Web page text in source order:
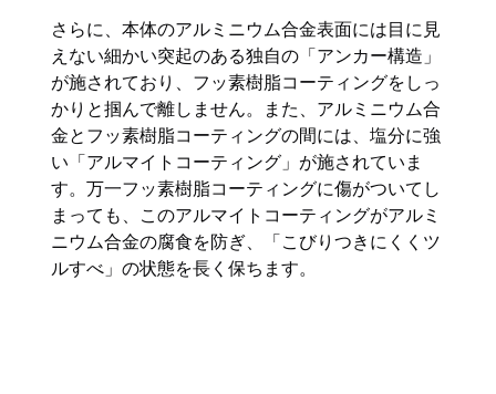
さらに、本体のアルミニウム合金表面には目に見
えない細かい突起のある独自の「アンカー構造」
が施されており、フッ素樹脂コーティングをしっ
かりと掴んで離しません。また、アルミニウム合
金とフッ素樹脂コーティングの間には、塩分に強
い「アルマイトコーティング」が施されていま
す。万一フッ素樹脂コーティングに傷がついてし
まっても、このアルマイトコーティングがアルミ
ニウム合金の腐食を防ぎ、「こびりつきにくくツ
ルすべ」の状態を長く保ちます。